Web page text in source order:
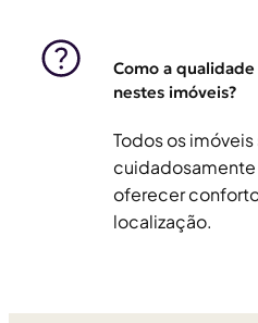
Como a
nestes imóveis?
Todos os imóveis
oferecer
localização.